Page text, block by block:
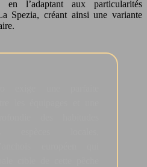
en l’adaptant aux particularités
Spezia, créant ainsi une variante